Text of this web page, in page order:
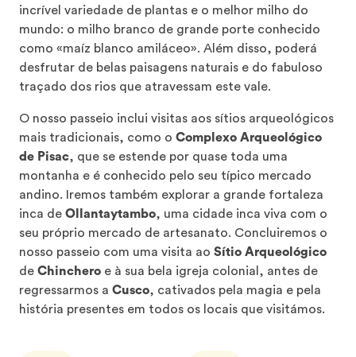
incrível variedade de plantas e o melhor milho do
mundo: o milho branco de grande porte conhecido
como «maíz blanco amiláceo». Além disso, poderá
desfrutar de belas paisagens naturais e do fabuloso
traçado dos rios que atravessam este vale.
O nosso passeio inclui visitas aos sítios arqueológicos
mais tradicionais, como o Complexo Arqueológico
de Pisac, que se estende por quase toda uma
montanha e é conhecido pelo seu típico mercado
andino. Iremos também explorar a grande fortaleza
inca de Ollantaytambo, uma cidade inca viva com o
seu próprio mercado de artesanato. Concluiremos o
nosso passeio com uma visita ao Sítio Arqueológico
de Chinchero e à sua bela igreja colonial, antes de
regressarmos a Cusco, cativados pela magia e pela
história presentes em todos os locais que visitámos.